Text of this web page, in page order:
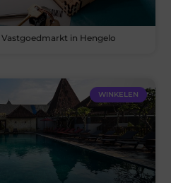
in Hengelo
WINKELEN